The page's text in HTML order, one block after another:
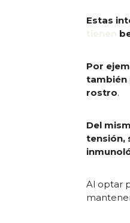
Estas
Por
también
rostro.
Del
tensión,
Al optar